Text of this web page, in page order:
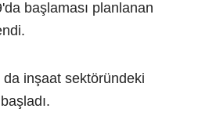
başlaması planlanan
inşaat sektöründeki